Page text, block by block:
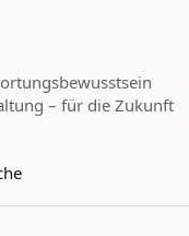
– für die Zukunft